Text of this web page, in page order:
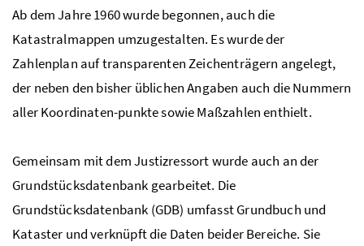
Ab dem Jahre 1960 wurde begonnen, auch die
Katastralmappen umzugestalten. Es wurde der
Zahlenplan auf transparenten Zeichenträgern angelegt,
der neben den bisher üblichen Angaben auch die Nummern
aller Koordinaten-punkte sowie Maßzahlen enthielt.
Gemeinsam mit dem Justizressort wurde auch an der
Grundstücksdatenbank gearbeitet. Die
Grundstücksdatenbank (GDB) umfasst Grundbuch und
Kataster und verknüpft die Daten beider Bereiche. Sie